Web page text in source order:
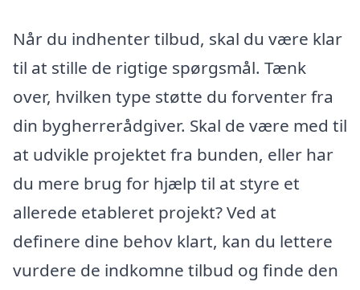
Når du indhenter tilbud, skal du være klar
til at stille de rigtige spørgsmål. Tænk
over, hvilken type støtte du forventer fra
din bygherrerådgiver. Skal de være med til
at udvikle projektet fra bunden, eller har
du mere brug for hjælp til at styre et
allerede etableret projekt? Ved at
definere dine behov klart, kan du lettere
vurdere de indkomne tilbud og finde den